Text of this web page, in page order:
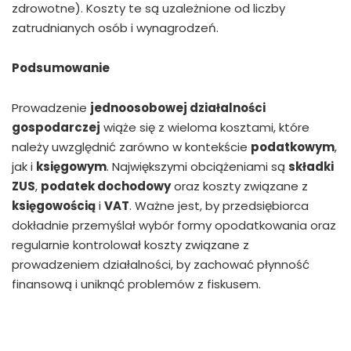
zdrowotne). Koszty te są uzależnione od liczby
zatrudnianych osób i wynagrodzeń.
Podsumowanie
Prowadzenie jednoosobowej działalności
gospodarczej wiąże się z wieloma kosztami, które
należy uwzględnić zarówno w kontekście podatkowym,
jak i księgowym. Największymi obciążeniami są składki
ZUS, podatek dochodowyoraz koszty związane z
księgowościąi VAT. Ważne jest, by przedsiębiorca
dokładnie przemyślał wybór formy opodatkowania oraz
regularnie kontrolował koszty związane z
prowadzeniem działalności, by zachować płynność
finansową i uniknąć problemów z fiskusem.